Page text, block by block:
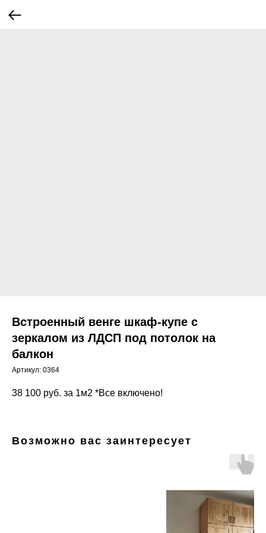
Встроенный венге шкаф-купе с
зеркалом из ЛДСП под потолок на
балкон
Артикул: 0364
38 100 руб. за 1м2 *Все включено!
Возможно вас заинтересует